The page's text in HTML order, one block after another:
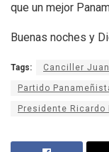
que un mejor
Buenas noches y
Tags: Canciller
Partido
Presidente Ricardo